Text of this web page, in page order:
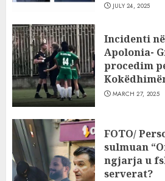
JULY 24, 2025
Incidenti
Apolonia-
procedim
MARCH 27, 2025
FOTO/
sulmuan
ngjarja u
serverat?